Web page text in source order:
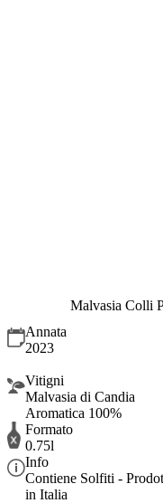
Malvasia Colli
Annata
2023
Vitigni
Malvasia di Candia
Aromatica 100%
Formato
0.75l
Info
Contiene Solfiti -
in Italia